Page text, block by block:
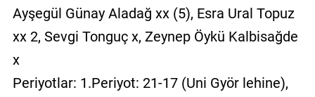
Ayşegül Günay Aladağ xx (5), Esra Ural Topuz
xx 2, Sevgi Tonguç x, Zeynep Öykü Kalbisağde
x
Periyotlar: 1.Periyot: 21-17 (Uni Györ lehine),